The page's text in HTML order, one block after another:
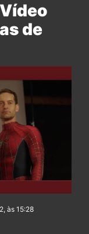
de
às 15:28